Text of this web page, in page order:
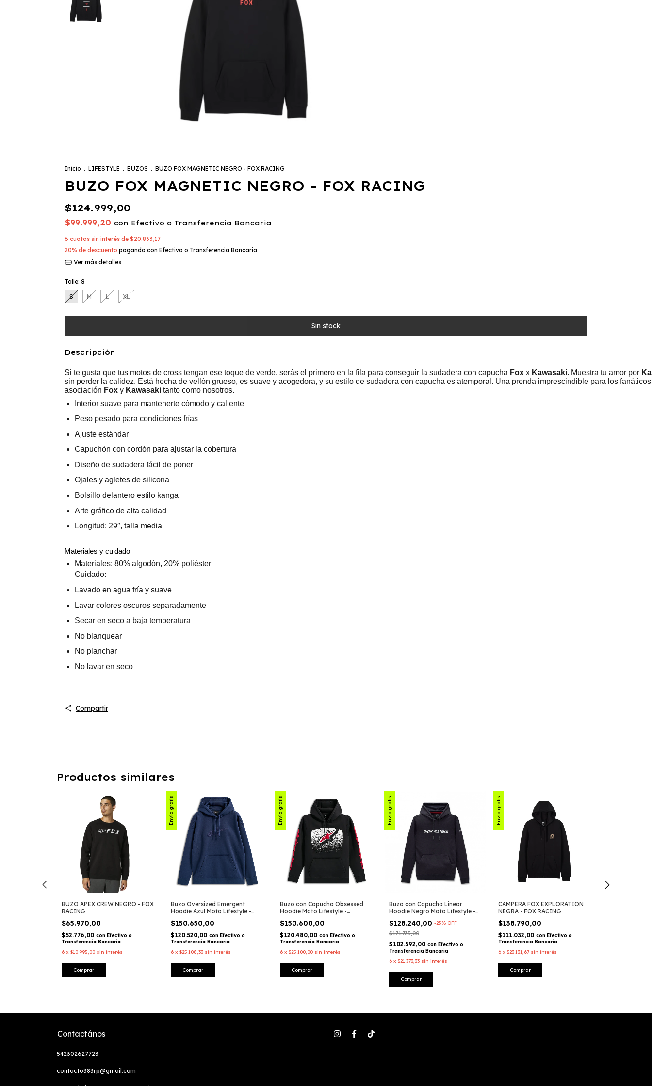
Inicio . LIFESTYLE . BUZOS . BUZO FOX MAGNETIC NEGRO - FOX RACING
BUZO FOX MAGNETIC NEGRO - FOX RACING
$124.999,00
$99.999,20 con Efectivo o Transferencia Bancaria
6 cuotas sin interés de $20.833,17
20% de descuento pagando con Efectivo o Transferencia Bancaria
Ver más detalles
Talle: S
S M L XL
Descripción
Si te gusta que tus motos de cross tengan ese toque de verde, serás el primero en la fila para conseguir la sudadera con capucha Fox x Kawasaki. Muestra tu amor por
sin perder la calidez. Está hecha de vellón grueso, es suave y acogedora, y su estilo de sudadera con capucha es atemporal. Una prenda imprescindible para los
asociación Fox y Kawasaki tanto como nosotros.
Interior suave para mantenerte cómodo y caliente
Peso pesado para condiciones frías
Ajuste estándar
Capuchón con cordón para ajustar la cobertura
Diseño de sudadera fácil de poner
Ojales y agletes de silicona
Bolsillo delantero estilo kanga
Arte gráfico de alta calidad
Longitud: 29″, talla media
Materiales y cuidado
Materiales: 80% algodón, 20% poliéster
Cuidado:
Lavado en agua fría y suave
Lavar colores oscuros separadamente
Secar en seco a baja temperatura
No blanquear
No planchar
No lavar en seco
Compartir
Productos similares
BUZO APEX CREW NEGRO - FOX
RACING
$65.970,00
$52.776,00 con Efectivo o
Transferencia Bancaria
6 x $10.995,00 sin interés
Comprar
Envío gratis
Buzo Oversized Emergent
Hoodie Azul Moto Lifestyle -
Alpinestars
$150.650,00
$120.520,00 con Efectivo o
Transferencia Bancaria
6 x $25.108,33 sin interés
Comprar
Envío gratis
Buzo con Capucha Obsessed
Hoodie Moto Lifestyle -
Alpinestars
$150.600,00
$120.480,00 con Efectivo o
Transferencia Bancaria
6 x $25.100,00 sin interés
Comprar
Envío gratis
Buzo con Capucha Linear
Hoodie Negro Moto Lifestyle -
Alpinestars
$128.240,00 -25% OFF
$171.735,00
$102.592,00 con Efectivo o
Transferencia Bancaria
6 x $21.373,33 sin interés
Comprar
Envío gratis
CAMPERA FOX EXPLORATION
NEGRA - FOX RACING
$138.790,00
$111.032,00 con Efectivo o
Transferencia Bancaria
6 x $23.131,67 sin interés
Comprar
Contactános
542302627723
contacto383rp@gmail.com